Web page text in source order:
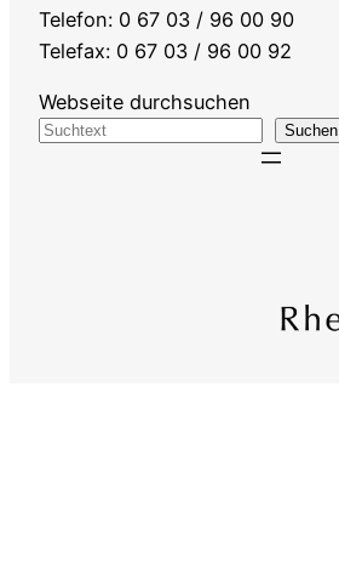
Telefon: 0 67 03 / 96 00 90
Telefax: 0 67 03 / 96 00 92
Webseite durchsuchen
Suchen